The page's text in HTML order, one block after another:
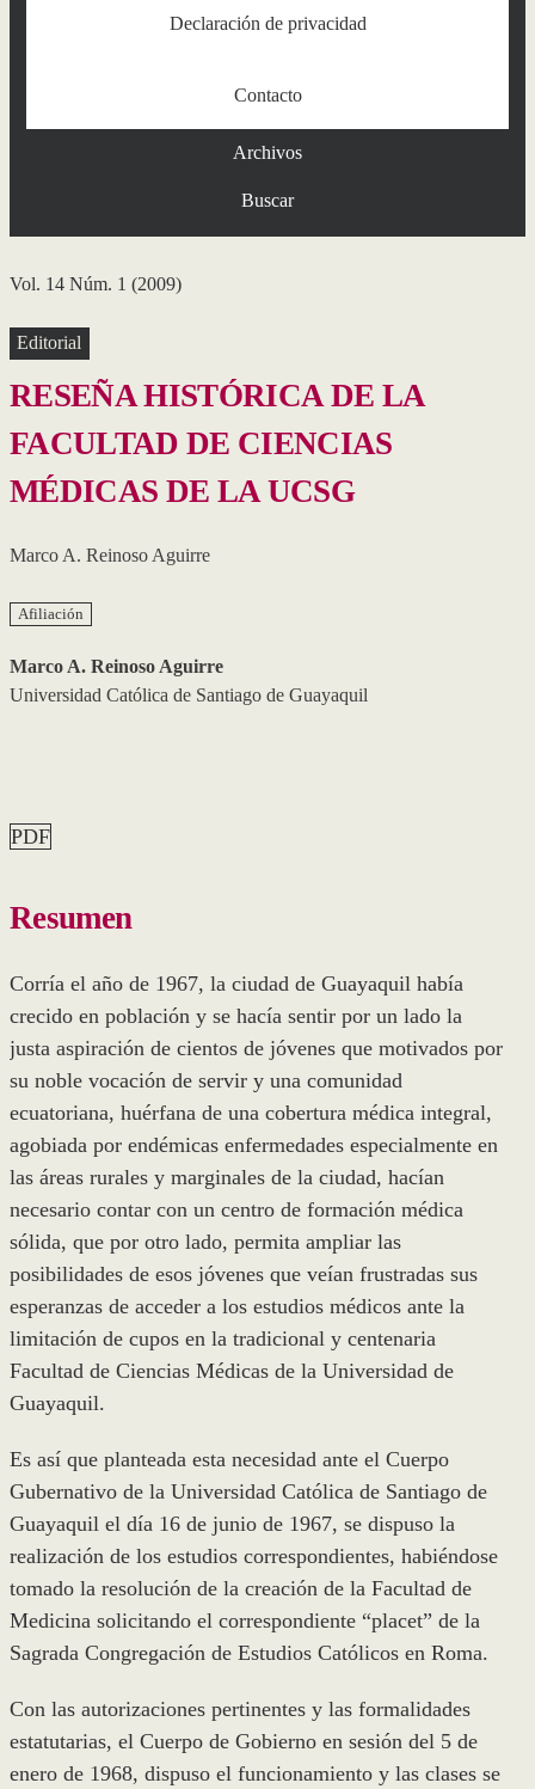
Declaración de privacidad
Contacto
Archivos
Buscar
Vol. 14 Núm. 1 (2009)
Editorial
RESEÑA HISTÓRICA DE LA
FACULTAD DE CIENCIAS
MÉDICAS DE LA UCSG
Marco A. Reinoso Aguirre
Afiliación
Marco A. Reinoso Aguirre
Universidad Católica de Santiago de Guayaquil
PDF
Resumen
Corría el año de 1967, la ciudad de Guayaquil había
crecido en población y se hacía sentir por un lado la
justa aspiración de cientos de jóvenes que motivados por
su noble vocación de servir y una comunidad
ecuatoriana, huérfana de una cobertura médica integral,
agobiada por endémicas enfermedades especialmente en
las áreas rurales y marginales de la ciudad, hacían
necesario contar con un centro de formación médica
sólida, que por otro lado, permita ampliar las
posibilidades de esos jóvenes que veían frustradas sus
esperanzas de acceder a los estudios médicos ante la
limitación de cupos en la tradicional y centenaria
Facultad de Ciencias Médicas de la Universidad de
Guayaquil.
Es así que planteada esta necesidad ante el Cuerpo
Gubernativo de la Universidad Católica de Santiago de
Guayaquil el día 16 de junio de 1967, se dispuso la
realización de los estudios correspondientes, habiéndose
tomado la resolución de la creación de la Facultad de
Medicina solicitando el correspondiente “placet” de la
Sagrada Congregación de Estudios Católicos en Roma.
Con las autorizaciones pertinentes y las formalidades
estatutarias, el Cuerpo de Gobierno en sesión del 5 de
enero de 1968, dispuso el funcionamiento y las clases se